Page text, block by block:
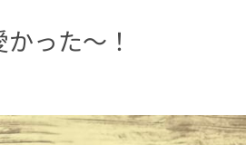
った～！